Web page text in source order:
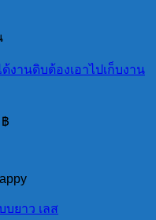
งานดิบต้องเอาไปเก็บงาน
฿
ยาว เลส